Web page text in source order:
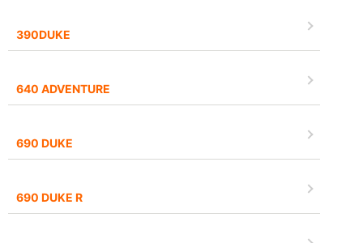
390DUKE
640 ADVENTURE
690 DUKE
690 DUKE R